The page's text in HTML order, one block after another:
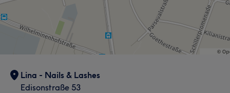
Lina - Nails & Lashes
Edisonstraße 53